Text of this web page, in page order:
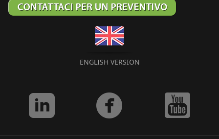
ENGLISH VERSION